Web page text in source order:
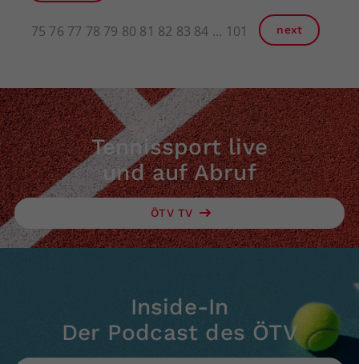
75 76 77 78 79 80 81 82 83 84 101 next
Tennissport live
und auf Abruf
ÖTV TV
Inside-In
Der Podcast des ÖTV